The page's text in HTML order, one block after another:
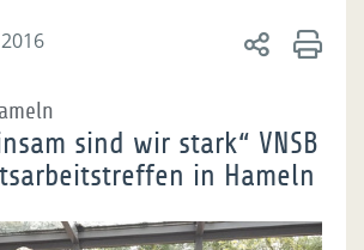
sind wir stark“ VNSB
in Hameln